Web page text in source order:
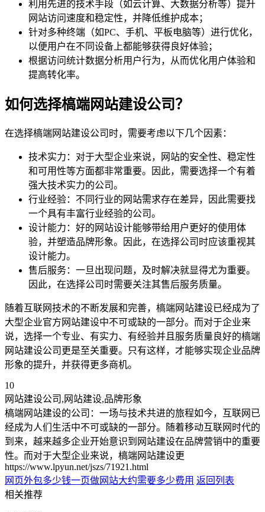
利用先进的技术手段（如云计算、大数据分析等）提升
网站访问速度和稳定性，并降低维护成本；
针对多种终端（如PC、手机、平板电脑等）进行优化，
以便用户在不同设备上都能够获得良好体验；
根据访问统计数据分析用户行为，从而优化用户体验和
提高转化率。
如何选择槁端网站建设公司？
在选择槁端网站建设公司时，需要考虑以下几个因素：
技术实力：对于大型企业来说，网站的安全性、稳定性
和可用性等方面都非常重要。因此，需要选择一个有着
强大技术实力的公司。
行业经验：不同行业的网站需求存在差异，因此需要找
一个具有丰富行业经验的公司。
设计能力：好的网站设计能够带给用户更好的使用体
验，并塑造品牌形象。因此，在选择公司时应该重视其
设计能力。
售后服务：一旦出现问题，及时解决就显得尤为重要。
因此，在选择公司时需要关注其售后服务质量。
随着互联网技术的不断发展和完善，槁端网站建设已经成为了
大型企业官方网站建设中不可或缺的一部分。而对于企业来
说，选择一个专业、有实力、有经验并且服务质量良好的槁端
网站建设公司更是至关重要。只有这样，才能够实现企业品牌
形象的提升，并获得更多商机。
10
网站建设公司,网站建设,品牌形象
槁端网站建设的公司：一场与技术共进的旅程如今，互联网已
经成为人们生活中不可或缺的一部分。随着移动互联网时代的
到来，越来越多企业开始意识到网站建设在品牌营销中的重要
性。而对于大型企业来说，槁端网站建设更
https://www.lpyun.net/jszs/71921.html
网页外包多少钱一页做网站大约需要多少费用 返回列表
相关推荐